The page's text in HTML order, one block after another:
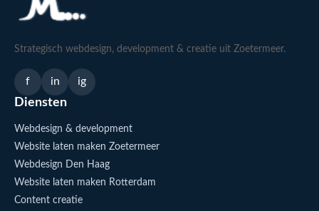
Strategisch webdesign, development & creatie uit Zoetermeer.
f in ig
Diensten
Webdesign & development
Website laten maken Zoetermeer
Webdesign Den Haag
Website laten maken Rotterdam
Content creatie